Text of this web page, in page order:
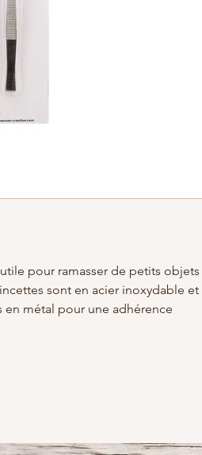
pour ramasser de petits objets
sont en acier inoxydable et
en métal pour une adhérence